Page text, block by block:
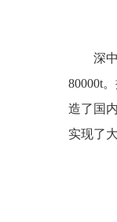
深
80000t
造了国
实现了